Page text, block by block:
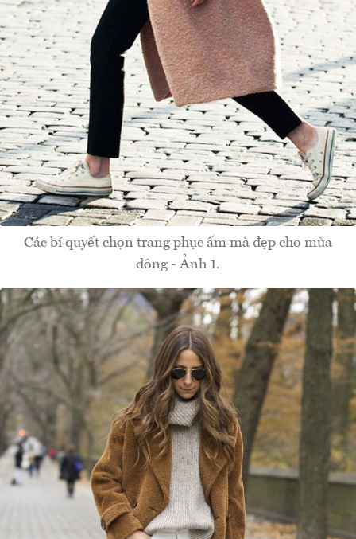
Các bí quyết chọn trang phục ấm mà đẹp cho mùa
đông - Ảnh 1.